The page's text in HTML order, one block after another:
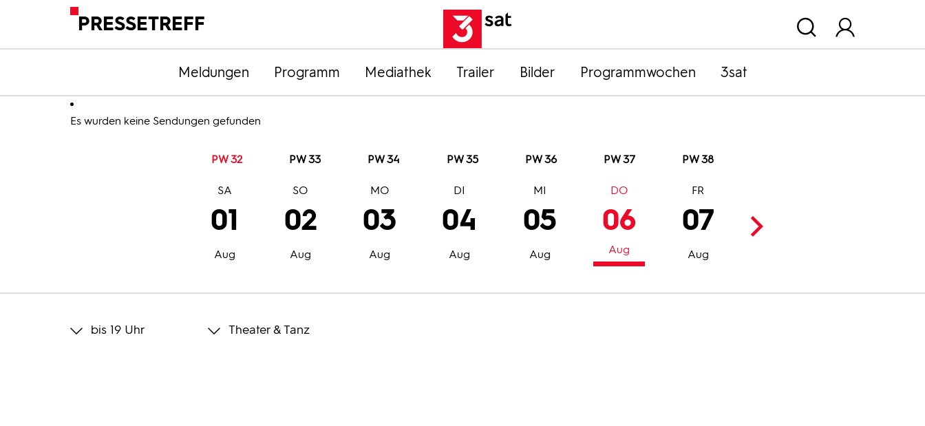
PRESSETREFF
Meldungen Programm Mediathek Trailer Bilder Programmwochen 3sat
Es wurden keine Sendungen gefunden
PW 32 PW 33 PW 34 PW 35 PW 36 PW 37 PW 38
01
Aug
SA
02
Aug
SO
03
Aug
MO
04
Aug
DI
05
Aug
MI
06
Aug
DO
07
Aug
FR
08
bis 19 Uhr Theater & Tanz